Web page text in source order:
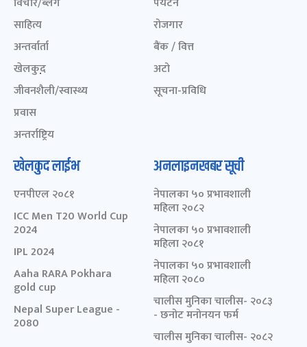
साहित्य
अन्तर्वार्ता
खेलकुद़़
जीवनशैली/स्वास्थ्य
प्रवास
अन्तर्राष्ट्रिय
रोजगार
बैंक / वित्त
अटो
सूचना-प्रविधि
खेलकुद लाईभ
एनपीएल २०८१
ICC Men T20 World Cup
2024
IPL 2024
Aaha RARA Pokhara
gold cup
Nepal Super League -
2080
अनलाइनखबर सूची
नेपालका ५० प्रभावशाली
महिला २०८२
नेपालका ५० प्रभावशाली
महिला २०८१
नेपालका ५० प्रभावशाली
महिला २०८०
चालीस मुनिका चालीस- २०८३
- छनोट मनोनयन फर्म
चालीस मुनिका चालीस- २०८२